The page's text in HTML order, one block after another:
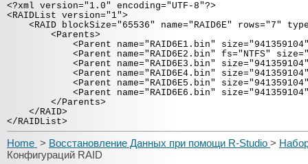
<?xml version="1.0" encoding="UTF-8"?>
<RAIDList version="1">
<RAID blockSize="65536" name="RAID6E" rows="7"
<Parents>
<Parent name="RAID6E1.bin" size="941359104"
<Parent name="RAID6E2.bin" fs="NTFS"
<Parent name="RAID6E3.bin" size="941359104"
<Parent name="RAID6E4.bin" size="941359104"
<Parent name="RAID6E5.bin" size="941359104"
<Parent name="RAID6E6.bin" size="941359104"
</Parents>
</RAID>
</RAIDList>
Home > Восстановление Данных при помощи R-Studio >
Конфигураций RAID